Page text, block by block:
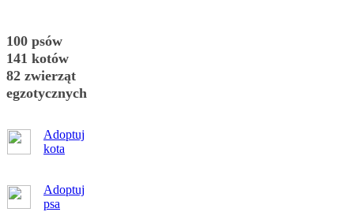
100 psów
141 kotów
82 zwierząt
egzotycznych
Adoptuj
kota
Adoptuj
psa